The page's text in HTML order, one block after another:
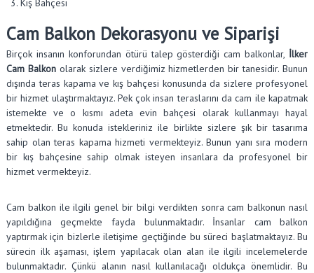
Kış Bahçesi
Cam Balkon Dekorasyonu ve Siparişi
Birçok insanın konforundan ötürü talep gösterdiği cam balkonlar, İlker
Cam Balkonolarak sizlere verdiğimiz hizmetlerden bir tanesidir. Bunun
dışında teras kapama ve kış bahçesi konusunda da sizlere profesyonel
bir hizmet ulaştırmaktayız. Pek çok insan teraslarını da cam ile kapatmak
istemekte ve o kısmı adeta evin bahçesi olarak kullanmayı hayal
etmektedir. Bu konuda istekleriniz ile birlikte sizlere şık bir tasarıma
sahip olan teras kapama hizmeti vermekteyiz. Bunun yanı sıra modern
bir kış bahçesine sahip olmak isteyen insanlara da profesyonel bir
hizmet vermekteyiz.
Cam balkon ile ilgili genel bir bilgi verdikten sonra cam balkonun nasıl
yapıldığına geçmekte fayda bulunmaktadır. İnsanlar cam balkon
yaptırmak için bizlerle iletişime geçtiğinde bu süreci başlatmaktayız. Bu
sürecin ilk aşaması, işlem yapılacak olan alan ile ilgili incelemelerde
bulunmaktadır. Çünkü alanın nasıl kullanılacağı oldukça önemlidir. Bu